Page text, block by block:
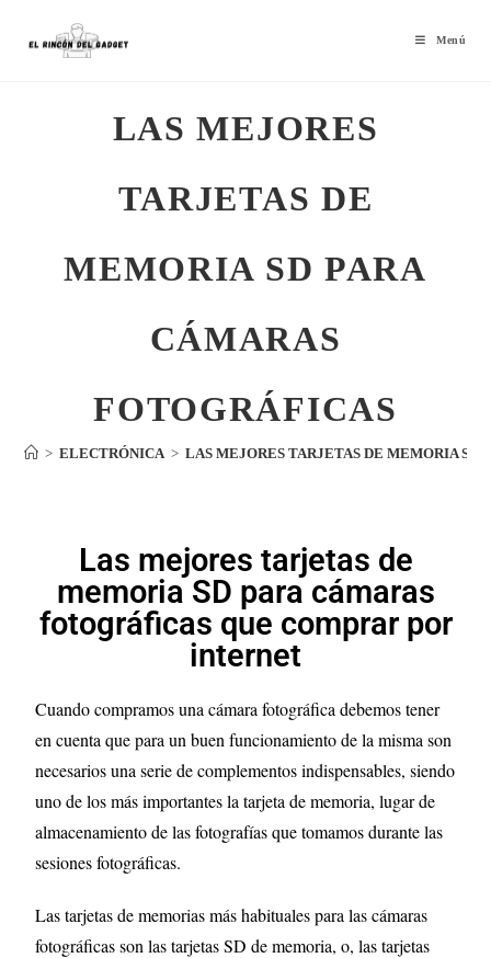
Menú
LAS MEJORES
TARJETAS DE
MEMORIA SD PARA
CÁMARAS
FOTOGRÁFICAS
> ELECTRÓNICA > LAS MEJORES TARJETAS DE MEMORIA SD
Las mejores tarjetas de
memoria SD para cámaras
fotográficas que comprar por
internet
Cuando compramos una cámara fotográfica debemos tener
en cuenta que para un buen funcionamiento de la misma son
necesarios una serie de complementos indispensables, siendo
uno de los más importantes la tarjeta de memoria, lugar de
almacenamiento de las fotografías que tomamos durante las
sesiones fotográficas.
Las tarjetas de memorias más habituales para las cámaras
fotográficas son las tarjetas SD de memoria, o, las tarjetas